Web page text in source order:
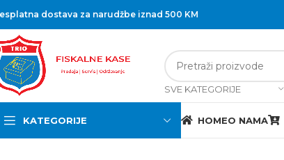
dostava za narudžbe iznad 500 KM
SVE KATEGORIJE
KATEGORIJE HOMEO NAMA